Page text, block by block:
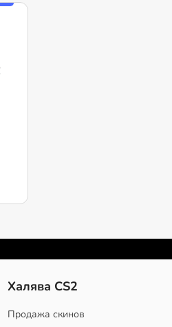
Халява CS2
Продажа скинов